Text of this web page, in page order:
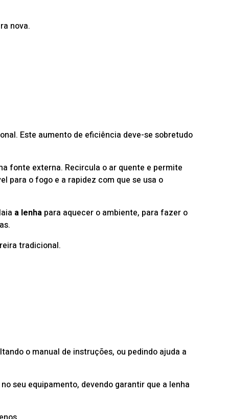
nova.
Este aumento de eficiência deve-se sobretudo
fonte externa. Recircula o ar quente e permite
para o fogo e a rapidez com que se usa o
a lenha para aquecer o ambiente, para fazer o
tradicional.
o manual de instruções, ou pedindo ajuda a
seu equipamento, devendo garantir que a lenha